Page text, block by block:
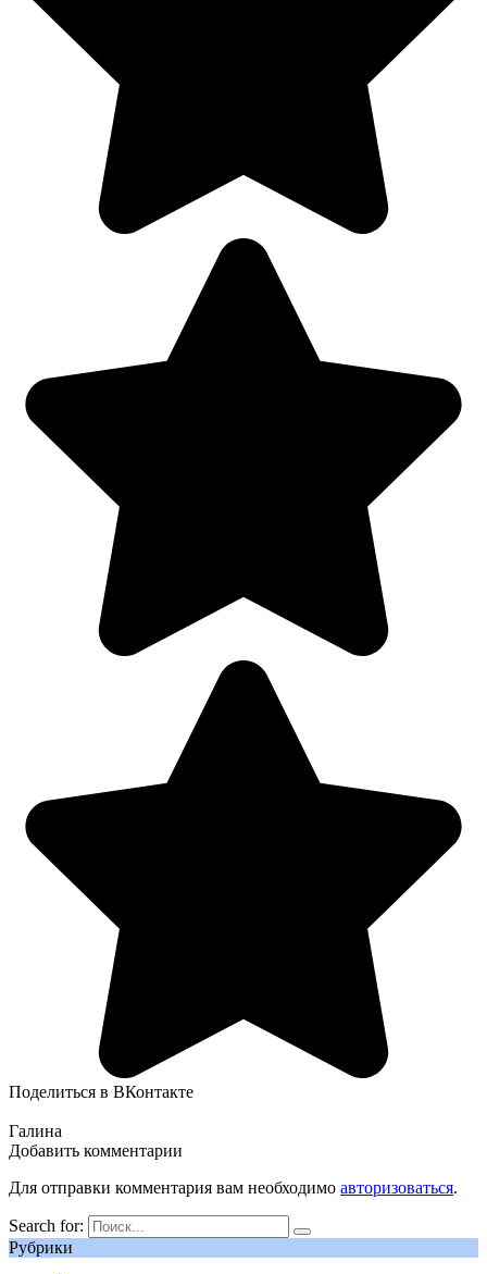
Поделиться в ВКонтакте
Галина
Добавить комментарии
Для отправки комментария вам необходимо авторизоваться.
Search for:
Рубрики